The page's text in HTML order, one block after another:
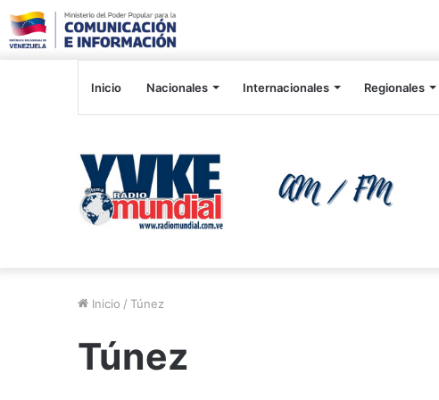
Inicio Nacionales Internacionales Regionales
Inicio / Túnez
Túnez